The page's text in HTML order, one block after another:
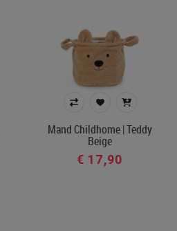
Mand Childhome | Teddy
Beige
€ 17,90